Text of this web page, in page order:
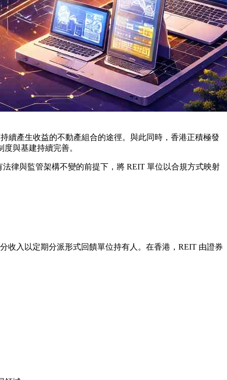
續產生收益的不動產組合的途徑。與此同時，香港正積極發
與基建持續完善。
律與監管架構不變的前提下，將 REIT 單位以合規方式映射
收入以定期分派形式回饋單位持有人。在香港，REIT 由證券